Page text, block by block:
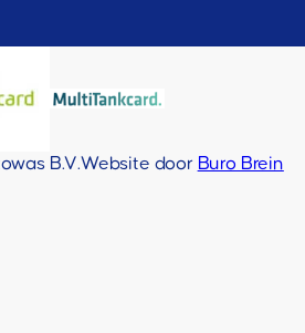
B.V.Website door Buro Brein